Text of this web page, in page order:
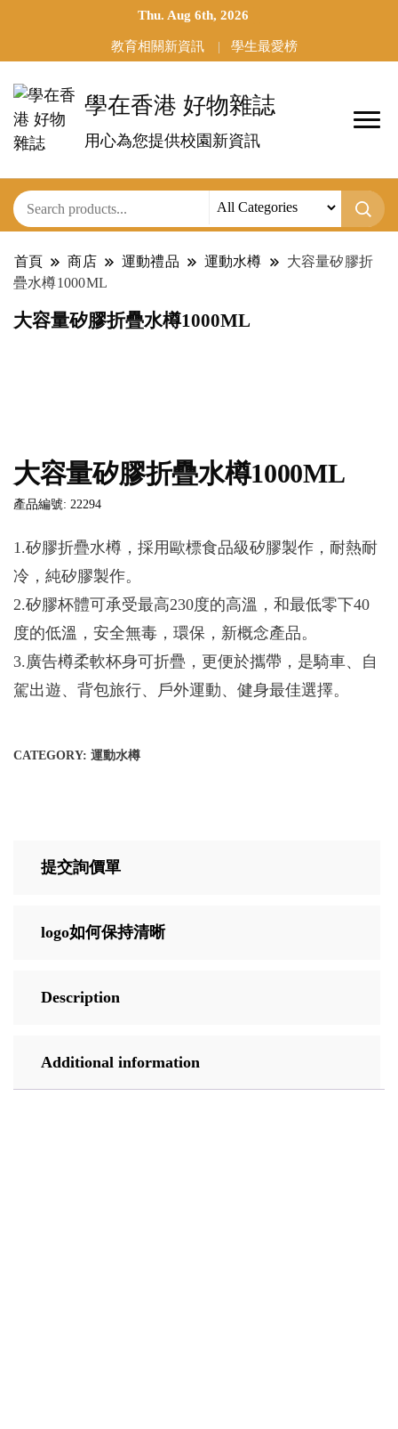
Thu. Aug 6th, 2026
教育相關新資訊 學生最愛榜
學在香港 好物雜誌
用心為您提供校園新資訊
首頁 商店 運動禮品 運動水樽
大容量矽膠折
疊水樽1000ML
大容量矽膠折疊水樽1000ML
大容量矽膠折疊水樽1000ML
產品編號: 22294
1.矽膠折疊水樽，採用歐標食品級矽膠製作，耐熱耐
冷，純矽膠製作。
2.矽膠杯體可承受最高230度的高溫，和最低零下40
度的低溫，安全無毒，環保，新概念產品。
3.廣告樽柔軟杯身可折疊，更便於攜帶，是騎車、自
駕出遊、背包旅行、戶外運動、健身最佳選擇。
CATEGORY: 運動水樽
提交詢價單
logo如何保持清晰
Description
Additional information